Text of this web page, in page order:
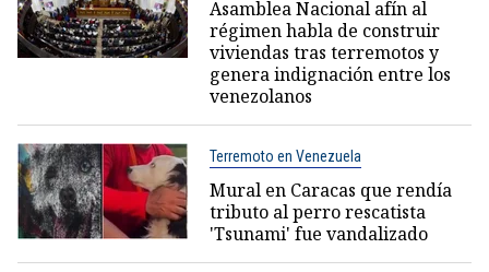
Asamblea Nacional afín al
régimen habla de construir
viviendas tras terremotos y
genera indignación entre los
venezolanos
Terremoto en Venezuela
Mural en Caracas que rendía
tributo al perro rescatista
'Tsunami' fue vandalizado